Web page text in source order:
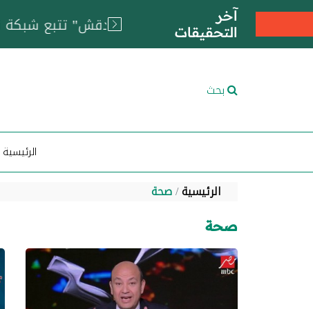
آخر
التحقيقات
بحث
الرئيسية
الرئيسية صحة
صحة